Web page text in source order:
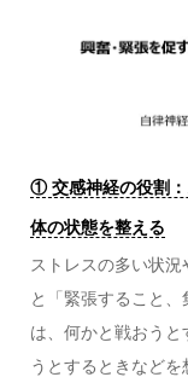
① 交感神経の役割：
体の状態を整える
ストレスの多い状
と「緊張すること
は、何かと戦おう
うとするときなどを